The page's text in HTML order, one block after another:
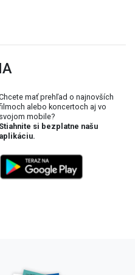
mať prehľad o najnovších
alebo koncertoch aj vo
svojom mobile?
Stiahnite si bezplatne našu
aplikáciu.